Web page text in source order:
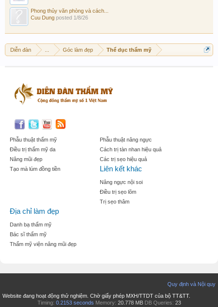
Phong thủy văn phòng và cách...
Cuu Dung posted 1/8/26
Diễn đàn Góc làm đẹp Thể dục thẩm mỹ
Phẫu thuật thẩm mỹ
Điều trị thẩm mỹ da
Nâng mũi đẹp
Tạo mà lúm đồng tiền
Phẫu thuật nâng ngực
Cách trị tàn nhan hiệu quả
Các trị sẹo hiệu quả
Liên kết khác
Nâng ngực nội soi
Điều trị sẹo lõm
Trị sẹo thâm
Địa chỉ làm đẹp
Danh bạ thẩm mỹ
Bác sĩ thẩm mỹ
Thẩm mỹ viện nâng mũi đẹp
Quy định và Nội quy
Website đang hoạt động thử nghiệm. Chờ giấy phép MXH/TTDT của bộ TT&TT.
Timing: 0.2153 seconds Memory: 20.778 MB DB Queries: 23